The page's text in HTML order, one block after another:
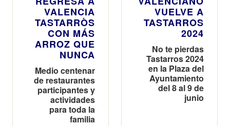
VALENCIA
TASTARRÒS
CON MÁS
ARROZ QUE
NUNCA
Medio centenar
de restaurantes
participantes y
actividades
para toda la
familia
VUELVE A
TASTARROS
2024
No te pierdas
Tastarros 2024
en la Plaza del
Ayuntamiento
del 8 al 9 de
junio